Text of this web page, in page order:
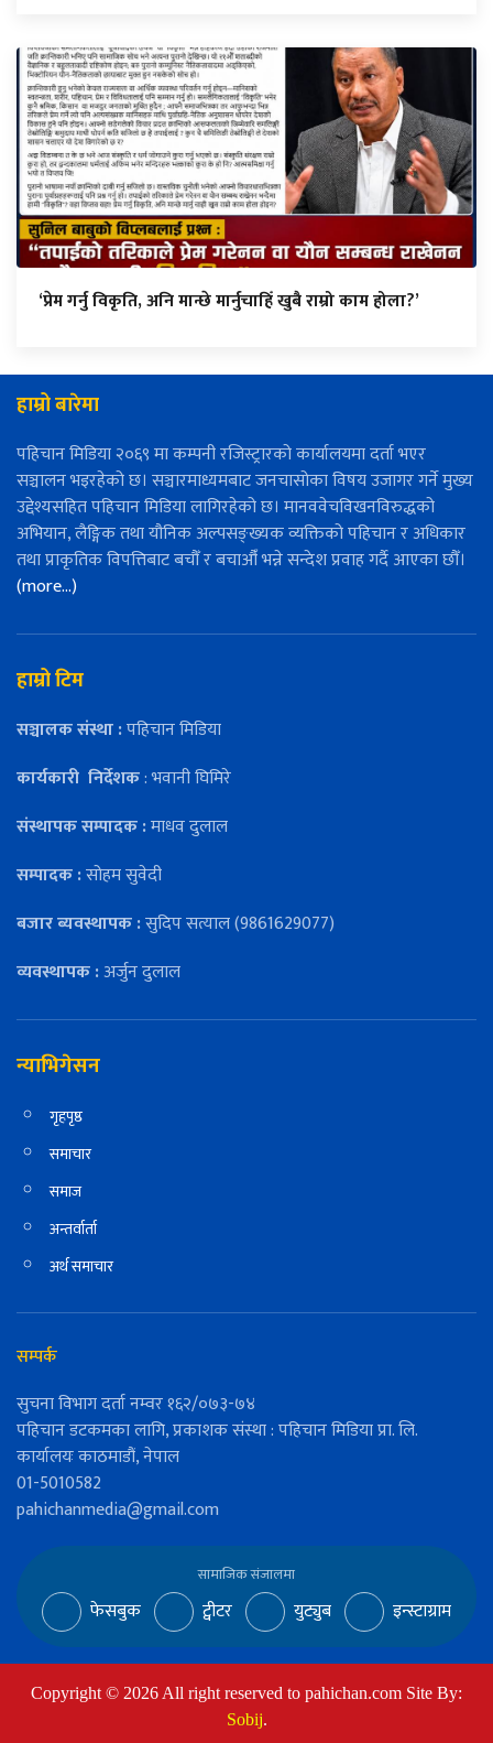
‘प्रेम गर्नु विकृति, अनि मान्छे मार्नुचाहिँ खुबै राम्रो काम होला?’
हाम्रो बारेमा
पहिचान मिडिया २०६९ मा कम्पनी रजिस्ट्रारको कार्यालयमा दर्ता भएर
सञ्चालन भइरहेको छ। सञ्चारमाध्यमबाट जनचासोका विषय उजागर गर्ने मुख्य
उद्देश्यसहित पहिचान मिडिया लागिरहेको छ। मानववेचविखनविरुद्धको
अभियान, लैङ्गिक तथा यौनिक अल्पसङ्ख्यक व्यक्तिको पहिचान र अधिकार
तथा प्राकृतिक विपत्तिबाट बचौँ र बचाऔँ भन्ने सन्देश प्रवाह गर्दै आएका छौँ।
(more…)
हाम्रो टिम
सञ्चालक संस्था :पहिचान मिडिया
कार्यकारी निर्देशक: भवानी घिमिरे
संस्थापक सम्पादक :माधव दुलाल
सम्पादक :सोहम सुवेदी
बजार ब्यवस्थापक :सुदिप सत्याल (9861629077)
व्यवस्थापक :अर्जुन दुलाल
न्याभिगेसन
गृहपृष्ठ
समाचार
समाज
अन्तर्वार्ता
अर्थ समाचार
सम्पर्क
सुचना विभाग दर्ता नम्वर १६२/०७३-७४
पहिचान डटकमका लागि, प्रकाशक संस्था : पहिचान मिडिया प्रा. लि.
कार्यालयः काठमाडौं, नेपाल
01-5010582
pahichanmedia@gmail.com
सामाजिक संजालमा
फेसबुक ट्वीटर युट्युब इन्स्टाग्राम
Copyright © 2026 All right reserved to pahichan.com Site By:
Sobij.